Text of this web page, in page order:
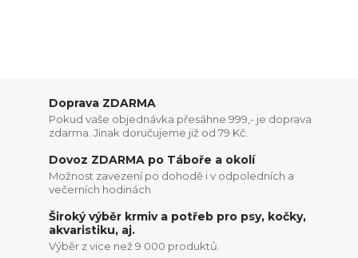
Doprava ZDARMA
Pokud vaše objednávka přesáhne 999,- je doprava
zdarma. Jinak doručujeme již od 79 Kč.
Dovoz ZDARMA po Táboře a okolí
Možnost zavezení po dohodě i v odpoledních a
večerních hodinách
Široký výběr krmiv a potřeb pro psy, kočky,
akvaristiku, aj.
Výběr z vice než 9 000 produktů.